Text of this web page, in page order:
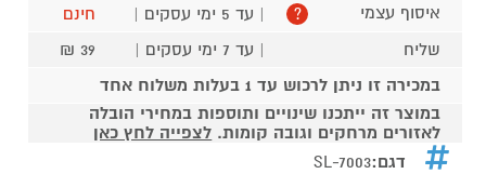
איסוף עצמי
? | עד 5 ימי עסקים |
חינם
שליח
| עד 7 ימי עסקים |
39 ₪
במכירה זו ניתן לרכוש עד 1 בעלות משלוח אחד
במוצר זה ייתכנו שינויים ותוספות במחירי הובלה
לאזורים מרחקים וגובה קומות. לצפייה לחץ כאן
דגם:SL-7003